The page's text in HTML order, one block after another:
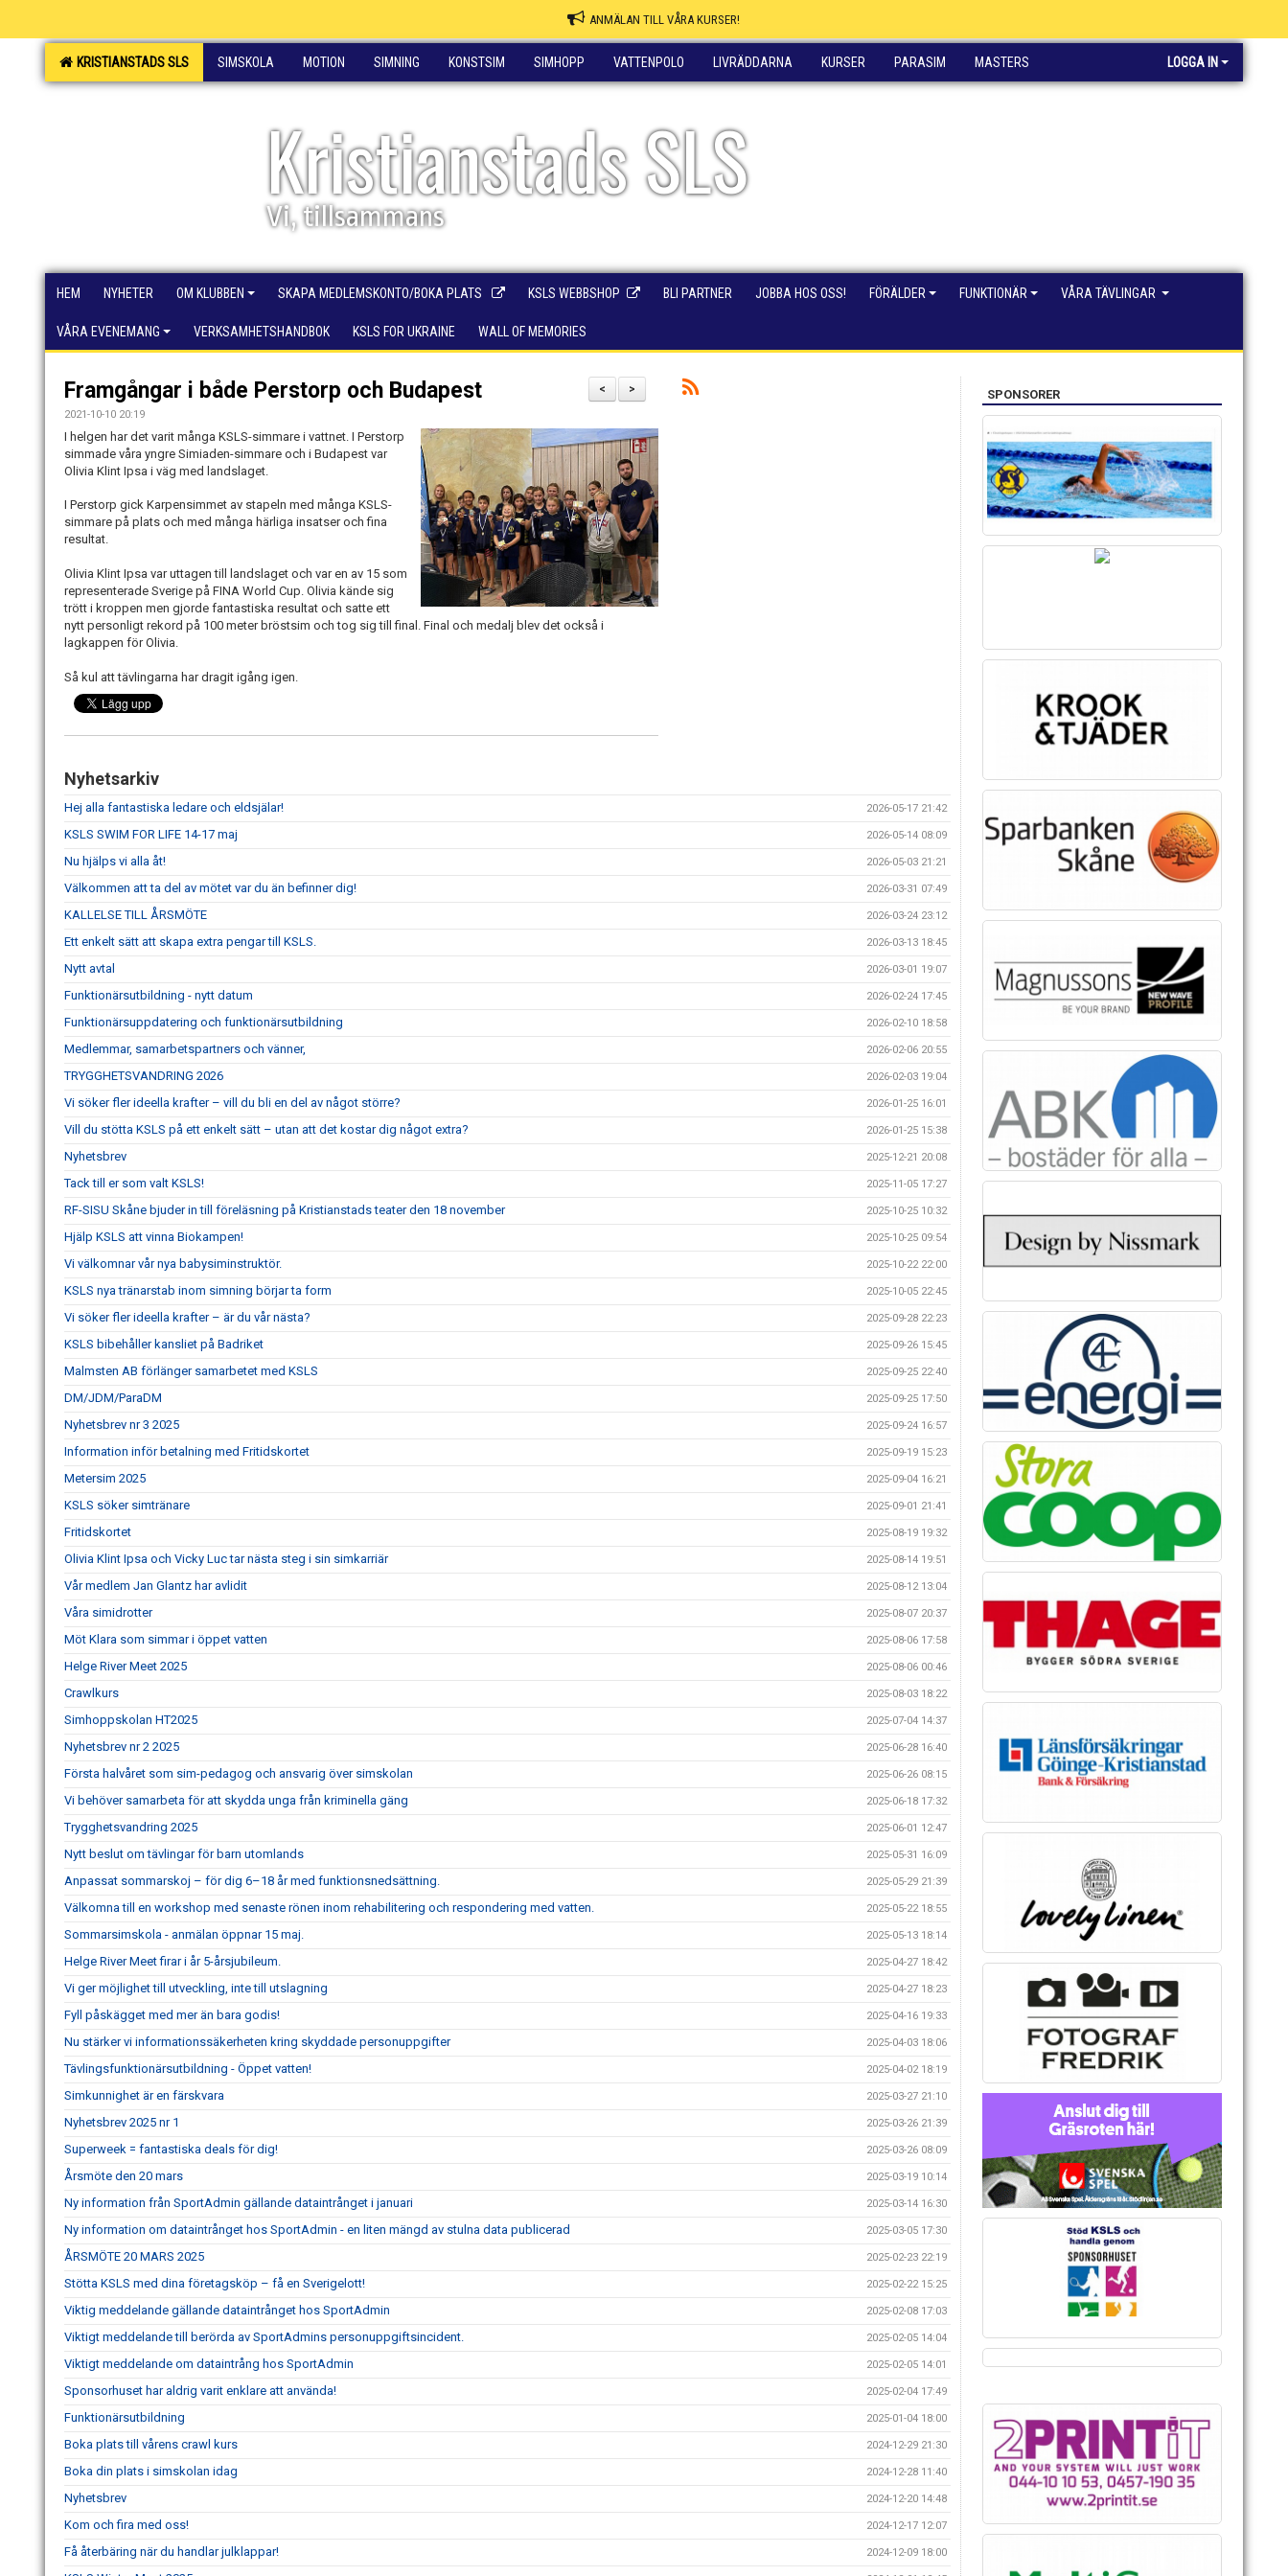
ANMÄLAN TILL VÅRA KURSER!
KRISTIANSTADS SLS SIMSKOLA MOTION SIMNING KONSTSIM SIMHOPP VATTENPOLO LIVRÄDDARNA KURSER PARASIM MASTERS LOGGA IN
Kristianstads SLS
Vi, tillsammans
HEM NYHETER OM KLUBBEN SKAPA MEDLEMSKONTO/BOKA PLATS KSLS WEBBSHOP BLI PARTNER JOBBA HOS OSS! FÖRÄLDER FUNKTIONÄR VÅRA TÄVLINGAR
VÅRA EVENEMANG VERKSAMHETSHANDBOK KSLS FOR UKRAINE WALL OF MEMORIES
>
<
Framgångar i både Perstorp och Budapest
2021-10-10 20:19
I helgen har det varit många KSLS-simmare i vattnet. I Perstorp
simmade våra yngre Simiaden-simmare och i Budapest var
Olivia Klint Ipsa i väg med landslaget.
I Perstorp gick Karpensimmet av stapeln med många KSLS-
simmare på plats och med många härliga insatser och fina
resultat.
Olivia Klint Ipsa var uttagen till landslaget och var en av 15 som
representerade Sverige på FINA World Cup. Olivia kände sig
trött i kroppen men gjorde fantastiska resultat och satte ett
nytt personligt rekord på 100 meter bröstsim och tog sig till final. Final och medalj blev det också i
lagkappen för Olivia.
Så kul att tävlingarna har dragit igång igen.
Nyhetsarkiv
Hej alla fantastiska ledare och eldsjälar! 2026-05-17 21:42
KSLS SWIM FOR LIFE 14-17 maj 2026-05-14 08:09
Nu hjälps vi alla åt! 2026-05-03 21:21
Välkommen att ta del av mötet var du än befinner dig! 2026-03-31 07:49
KALLELSE TILL ÅRSMÖTE 2026-03-24 23:12
Ett enkelt sätt att skapa extra pengar till KSLS. 2026-03-13 18:45
Nytt avtal 2026-03-01 19:07
Funktionärsutbildning - nytt datum 2026-02-24 17:45
Funktionärsuppdatering och funktionärsutbildning 2026-02-10 18:58
Medlemmar, samarbetspartners och vänner, 2026-02-06 20:55
TRYGGHETSVANDRING 2026 2026-02-03 19:04
Vi söker fler ideella krafter – vill du bli en del av något större? 2026-01-25 16:01
Vill du stötta KSLS på ett enkelt sätt – utan att det kostar dig något extra? 2026-01-25 15:38
Nyhetsbrev 2025-12-21 20:08
Tack till er som valt KSLS! 2025-11-05 17:27
RF-SISU Skåne bjuder in till föreläsning på Kristianstads teater den 18 november 2025-10-25 10:32
Hjälp KSLS att vinna Biokampen! 2025-10-25 09:54
Vi välkomnar vår nya babysiminstruktör. 2025-10-22 22:00
KSLS nya tränarstab inom simning börjar ta form 2025-10-05 22:45
Vi söker fler ideella krafter – är du vår nästa? 2025-09-28 22:23
KSLS bibehåller kansliet på Badriket 2025-09-26 15:45
Malmsten AB förlänger samarbetet med KSLS 2025-09-25 22:40
DM/JDM/ParaDM 2025-09-25 17:50
Nyhetsbrev nr 3 2025 2025-09-24 16:57
Information inför betalning med Fritidskortet 2025-09-19 15:23
Metersim 2025 2025-09-04 16:21
KSLS söker simtränare 2025-09-01 21:41
Fritidskortet 2025-08-19 19:32
Olivia Klint Ipsa och Vicky Luc tar nästa steg i sin simkarriär 2025-08-14 19:51
Vår medlem Jan Glantz har avlidit 2025-08-12 13:04
Våra simidrotter 2025-08-07 20:37
Möt Klara som simmar i öppet vatten 2025-08-06 17:58
Helge River Meet 2025 2025-08-06 00:46
Crawlkurs 2025-08-03 18:22
Simhoppskolan HT2025 2025-07-04 14:37
Nyhetsbrev nr 2 2025 2025-06-28 16:40
Första halvåret som sim-pedagog och ansvarig över simskolan 2025-06-26 08:15
Vi behöver samarbeta för att skydda unga från kriminella gäng 2025-06-18 17:32
Trygghetsvandring 2025 2025-06-01 12:47
Nytt beslut om tävlingar för barn utomlands 2025-05-31 16:09
Anpassat sommarskoj – för dig 6–18 år med funktionsnedsättning. 2025-05-29 21:39
Välkomna till en workshop med senaste rönen inom rehabilitering och respondering med vatten. 2025-05-22 18:55
Sommarsimskola - anmälan öppnar 15 maj. 2025-05-13 18:14
Helge River Meet firar i år 5-årsjubileum. 2025-04-27 18:42
Vi ger möjlighet till utveckling, inte till utslagning 2025-04-27 18:23
Fyll påskägget med mer än bara godis! 2025-04-16 19:33
Nu stärker vi informationssäkerheten kring skyddade personuppgifter 2025-04-03 18:06
Tävlingsfunktionärsutbildning - Öppet vatten! 2025-04-02 18:19
Simkunnighet är en färskvara 2025-03-27 21:10
Nyhetsbrev 2025 nr 1 2025-03-26 21:39
Superweek = fantastiska deals för dig! 2025-03-26 08:09
Årsmöte den 20 mars 2025-03-19 10:14
Ny information från SportAdmin gällande dataintrånget i januari 2025-03-14 16:30
Ny information om dataintrånget hos SportAdmin - en liten mängd av stulna data publicerad 2025-03-05 17:30
ÅRSMÖTE 20 MARS 2025 2025-02-23 22:19
Stötta KSLS med dina företagsköp – få en Sverigelott! 2025-02-22 15:25
Viktig meddelande gällande dataintrånget hos SportAdmin 2025-02-08 17:03
Viktigt meddelande till berörda av SportAdmins personuppgiftsincident. 2025-02-05 14:04
Viktigt meddelande om dataintrång hos SportAdmin 2025-02-05 14:01
Sponsorhuset har aldrig varit enklare att använda! 2025-02-04 17:49
Funktionärsutbildning 2025-01-04 18:00
Boka plats till vårens crawl kurs 2024-12-29 21:30
Boka din plats i simskolan idag 2024-12-28 11:40
Nyhetsbrev 2024-12-20 14:48
Kom och fira med oss! 2024-12-17 12:07
Få återbäring när du handlar julklappar! 2024-12-09 18:00
SPONSORER